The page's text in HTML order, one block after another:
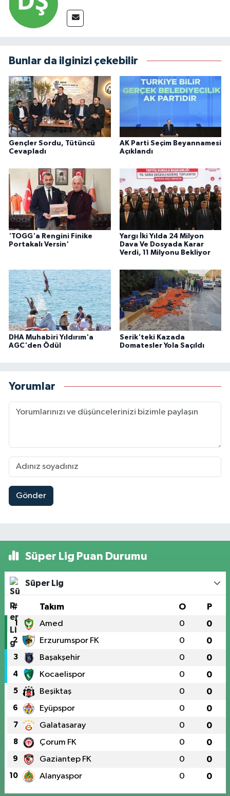
Bunlar da ilginizi çekebilir
Gençler Sordu, Tütüncü
Cevapladı
AK Parti Seçim Beyannamesi
Açıklandı
'TOGG'a Rengini Finike
Portakalı Versin'
Yargı İki Yılda 24 Milyon
Dava Ve Dosyada Karar
Verdi, 11 Milyonu Bekliyor
DHA Muhabiri Yıldırım'a
AGC'den Ödül
Serik'teki Kazada
Domatesler Yola Saçıldı
Yorumlar
Gönder
Süper Lig Puan Durumu
Süper Lig
# Takım O P
1 Amed 0 0
2 Erzurumspor FK 0 0
3 Başakşehir 0 0
4 Kocaelispor 0 0
5 Beşiktaş 0 0
6 Eyüpspor 0 0
7 Galatasaray 0 0
8 Çorum FK 0 0
9 Gaziantep FK 0 0
10 Alanyaspor 0 0